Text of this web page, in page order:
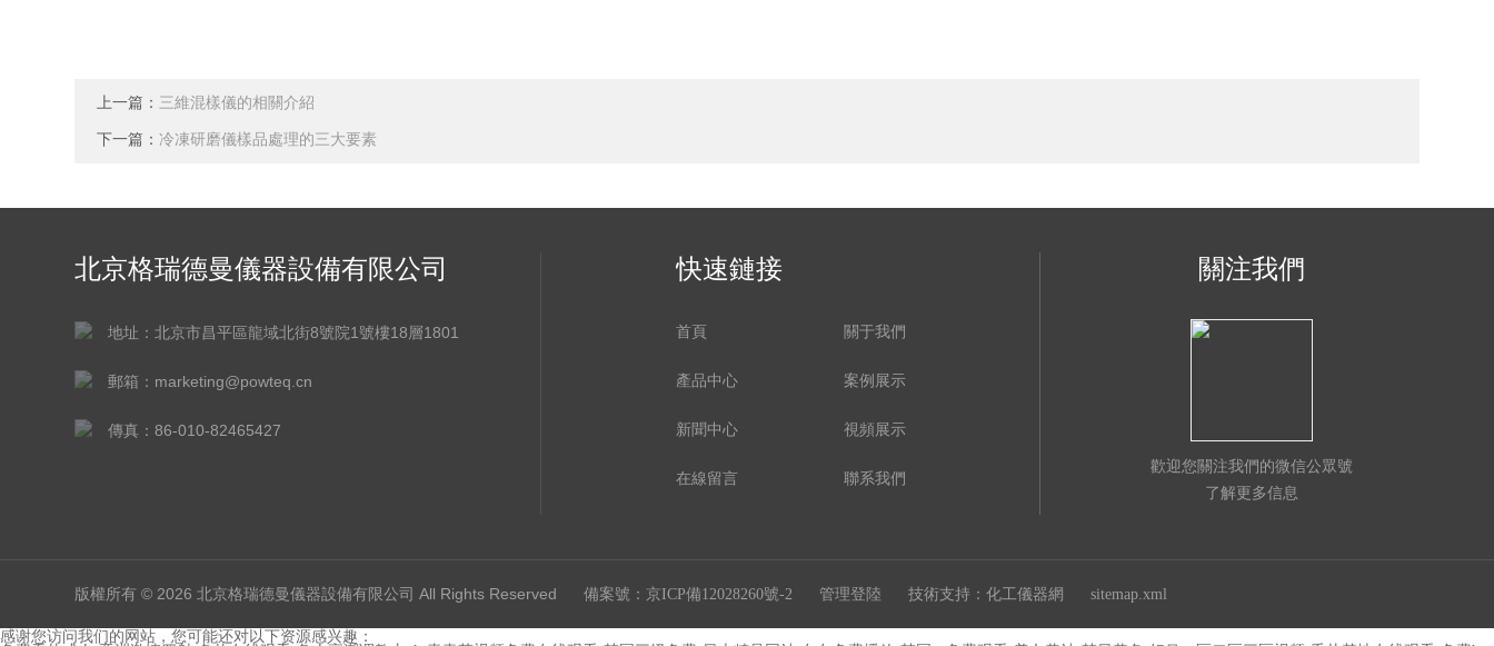
上一篇： 三維混樣儀的相關介紹
下一篇：冷凍研磨儀樣品處理的三大要素
北京格瑞德曼儀器設備有限公司
地址：北京市昌平區龍域北街8號院1號樓18層1801
郵箱：marketing@powteq.cn
傳真：86-010-82465427
快速鏈接
首頁 關于我們
產品中心 案例展示
新聞中心 視頻展示
在線留言 聯系我們
關注我們
歡迎您關注我們的微信公眾號
了解更多信息
版權所有 © 2026 北京格瑞德曼儀器設備有限公司 All Rights Reserved備案號：京ICP備12028260號-2 管理登陸 技術支持：化工儀器網 sitemap.xml
感谢您访问我们的网站，您可能还对以下资源感兴趣：